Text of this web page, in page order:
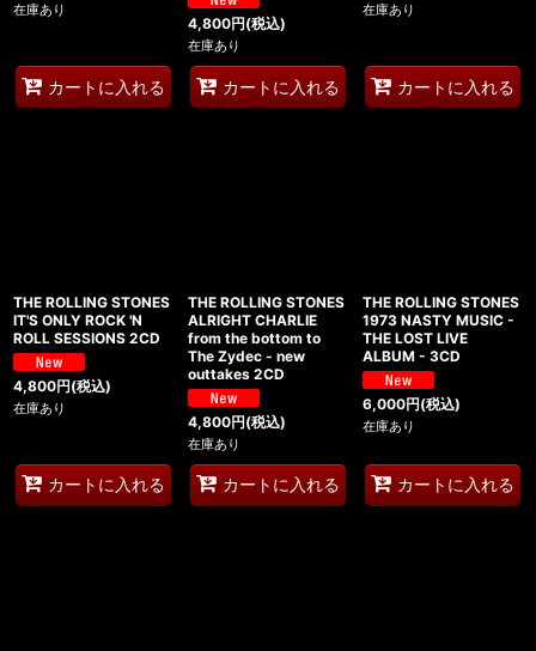
在庫あり
カートに入れる
4,800円(税込)
在庫あり
カートに入れる
在庫あり
カートに入れる
THE ROLLING STONES
IT'S ONLY ROCK 'N
ROLL SESSIONS 2CD
4,800円(税込)
在庫あり
カートに入れる
THE ROLLING STONES
ALRIGHT CHARLIE
from the bottom to
The Zydec - new
outtakes 2CD
4,800円(税込)
在庫あり
カートに入れる
THE ROLLING STONES
1973 NASTY MUSIC -
THE LOST LIVE
ALBUM - 3CD
6,000円(税込)
在庫あり
カートに入れる